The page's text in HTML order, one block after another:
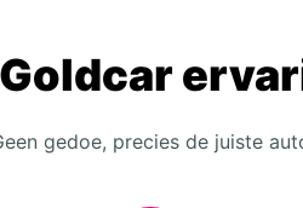
gedoe, precies de juiste